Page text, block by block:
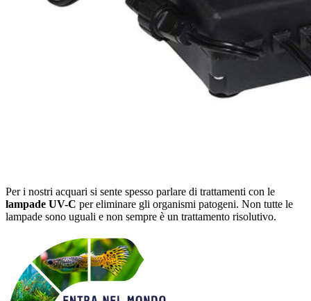
Per i nostri acquari si sente spesso parlare di trattamenti con le
lampade UV-C per eliminare gli organismi patogeni. Non tutte le
lampade sono uguali e non sempre è un trattamento risolutivo.